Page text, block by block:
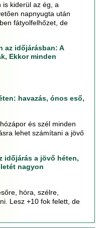
is kiderül az ég, a
napnyugta után
fátyolfelhőzet, de
az időjárásban: A
Ekkor minden
havazás, ónos eső,
és szél minden
lehet számítani a jövő
időjárás a jövő héten,
nagyon
hóra, szélre,
Lesz +10 fok felett, de